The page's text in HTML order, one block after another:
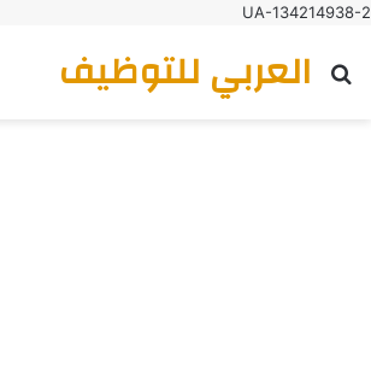
UA-134214938-2
العربي للتوظيف
بحث عن